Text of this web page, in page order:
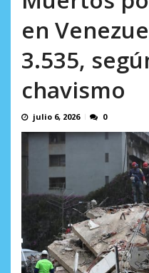
en
3.535,
chavismo
julio 6, 2026 0